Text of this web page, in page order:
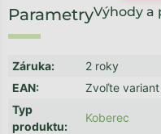
Výhody a
Záruka:
2 roky
EAN:
Zvoľte variant
Typ
produktu:
Koberec